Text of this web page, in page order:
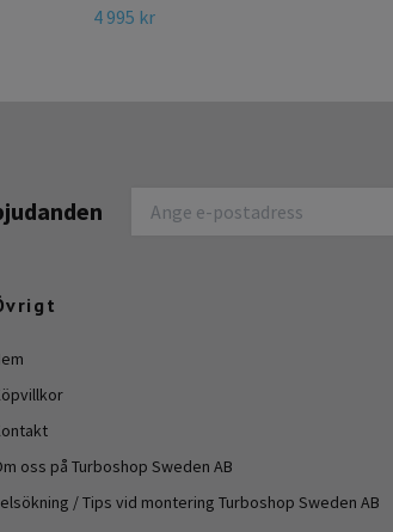
4 995 kr
oss på Turboshop Sweden AB
/ Tips vid montering Turboshop Sweden AB